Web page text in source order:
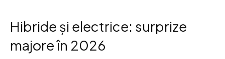
Hibride și electrice: surprize
majore în 2026